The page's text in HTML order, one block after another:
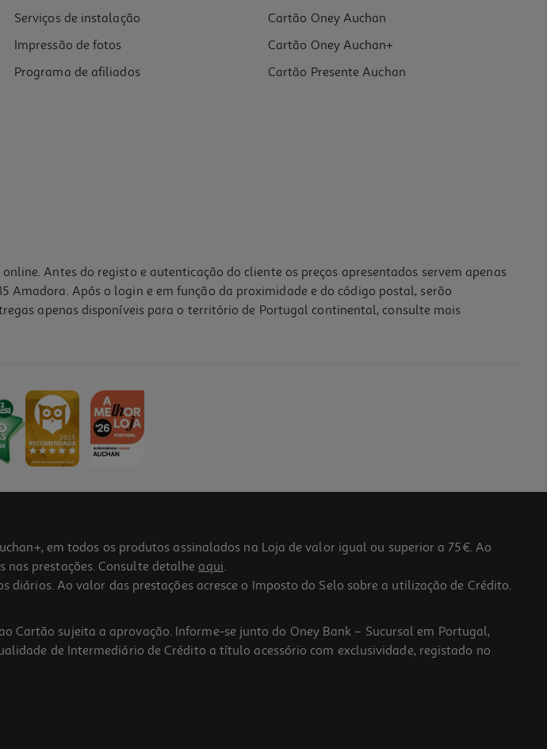
Serviços de instalação
Impressão de fotos
Programa de afiliados
Cartão Oney Auchan
Cartão Oney Auchan+
Cartão Presente Auchan
Antes do registo e autenticação do cliente os preços apresentados servem apenas
Após o login e em função da proximidade e do código postal, serão
apenas disponíveis para o território de Portugal continental, consulte mais
em todos os produtos assinalados na Loja de valor igual ou superior a 75€. Ao
nas prestações. Consulte detalhe aqui.
Ao valor das prestações acresce o Imposto do Selo sobre a utilização de Crédito.
Cartão sujeita a aprovação. Informe-se junto do Oney Bank – Sucursal em Portugal,
de Intermediário de Crédito a título acessório com exclusividade, registado no